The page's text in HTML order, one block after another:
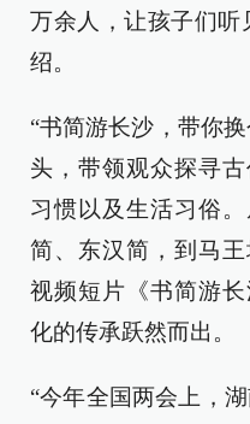
万余人，让孩子们听
绍。
“书简游长沙，带你
头，带领观众探寻
习惯以及生活习俗
简、东汉简，到马
视频短片《书简游
化的传承跃然而出。
“今年全国两会上，